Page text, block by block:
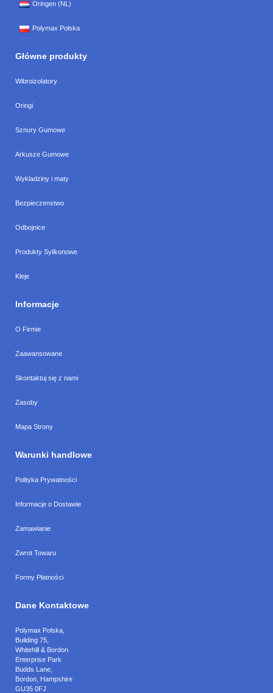
Oringen (NL)
Polymax Polska
Główne produkty
Wibroizolatory
Oringi
Sznury Gumowe
Arkusze Gumowe
Wykladziny i maty
Bezpieczenstwo
Odbojnice
Produkty Sylikonowe
Kleje
Informacje
O Firmie
Zaawansowane
Skontaktuj się z nami
Zasoby
Mapa Strony
Warunki handlowe
Polityka Prywatności
Informacje o Dostawie
Zamawianie
Zwrot Towaru
Formy Płatności
Dane Kontaktowe
Polymax Polska
Building 75,
Whitehill & Bordon
Enterprise Park
Budds Lane
Bordon Hampshire
GU35 0FJ